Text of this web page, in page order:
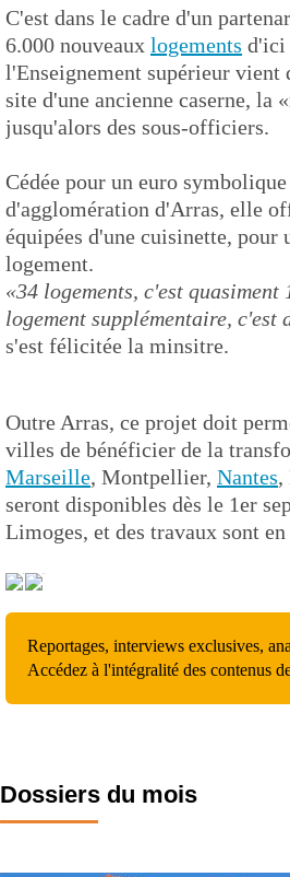
C'est dans le cadre d'un
6.000 nouveaux logements d'ici
l'Enseignement supérieur vient
site d'une ancienne caserne, la
jusqu'alors des sous-officiers.
Cédée pour un euro
d'agglomération d'Arras, elle
équipées d'une cuisinette, pour
logement.
«34 logements, c'est
logement supplémentaire, c'est
s'est félicitée la minsitre.
Outre Arras, ce projet doit
villes de bénéficier de la
Marseille, Montpellier, Nantes,
seront disponibles dès le 1er
Limoges, et des travaux sont
Reportages, interviews exclusives,
Accédez à l'intégralité des contenus
Dossiers du mois